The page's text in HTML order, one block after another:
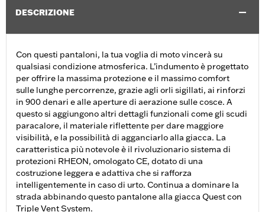
DESCRIZIONE
Con questi pantaloni, la tua voglia di moto vincerà su
qualsiasi condizione atmosferica. L’indumento è progettato
per offrire la massima protezione e il massimo comfort
sulle lunghe percorrenze, grazie agli orli sigillati, ai rinforzi
in 900 denari e alle aperture di aerazione sulle cosce. A
questo si aggiungono altri dettagli funzionali come gli scudi
paracalore, il materiale riflettente per dare maggiore
visibilità, e la possibilità di agganciarlo alla giacca. La
caratteristica più notevole è il rivoluzionario sistema di
protezioni RHEON, omologato CE, dotato di una
costruzione leggera e adattiva che si rafforza
intelligentemente in caso di urto. Continua a dominare la
strada abbinando questo pantalone alla giacca Quest con
Triple Vent System.